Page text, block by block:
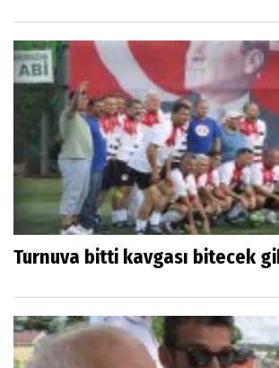
Turnuva bitti kavgası bitecek